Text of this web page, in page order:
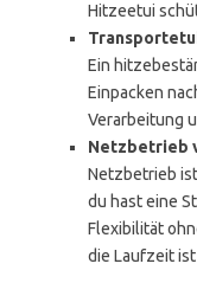
Hitzeetui
Ein
Einpacken
Verarbeitung
Netzbetrieb
Netzbetrieb
du hast eine
Flexibilität
die Laufzeit